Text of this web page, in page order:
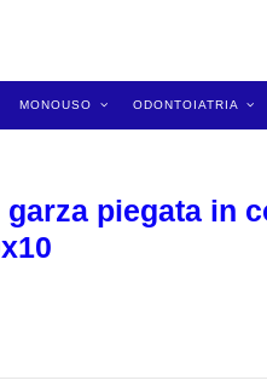
MONOUSO ODONTOIATRIA
piegata in